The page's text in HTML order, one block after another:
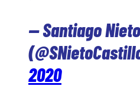
— Santiago Nieto
2020